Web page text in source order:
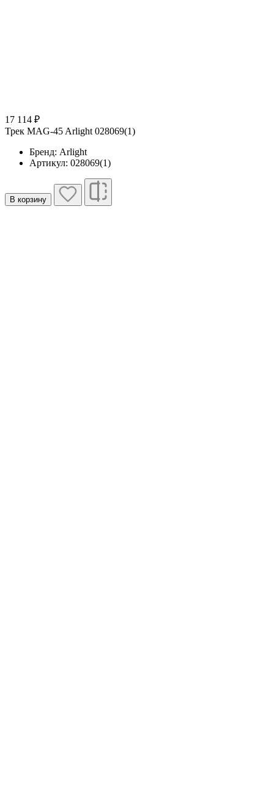
17 114 ₽
Трек MAG-45 Arlight 028069(1)
Бренд: Arlight
Артикул: 028069(1)
В корзину